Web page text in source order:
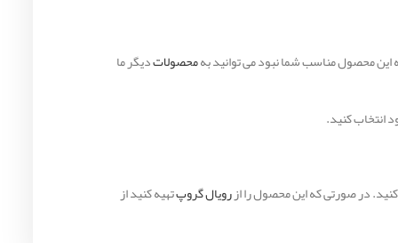
این محصول مناسب شما نبود می توانید بهمحصولاتدیگر ما
انتخاب کنید.
در صورتی که این محصول را ازرویال گروپتهیه کنید از